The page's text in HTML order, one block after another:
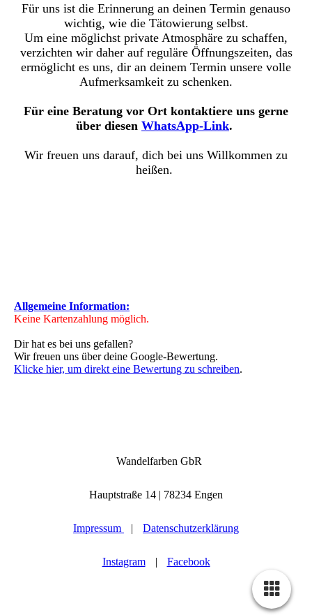
Für uns ist die Erinnerung an deinen Termin genauso
wichtig, wie die Tätowierung selbst.
Um eine möglichst private Atmosphäre zu schaffen,
verzichten wir daher auf reguläre Öffnungszeiten, das
ermöglicht es uns, dir an deinem Termin unsere volle
Aufmerksamkeit zu schenken.
Für eine Beratung vor Ort kontaktiere uns gerne
über diesen WhatsApp-Link.
Wir freuen uns darauf, dich bei uns Willkommen zu
heißen.
Allgemeine Information:
Keine Kartenzahlung möglich.
Dir hat es bei uns gefallen?
Wir freuen uns über deine Google-Bewertung.
Klicke hier, um direkt eine Bewertung zu schreiben.
Wandelfarben GbR
Hauptstraße 14 | 78234 Engen
Impressum | Datenschutzerklärung
Instagram | Facebook